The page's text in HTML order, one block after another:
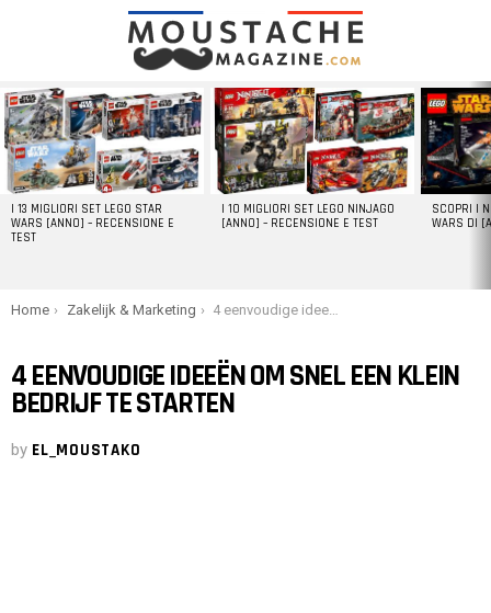
LATEST
STORIES
I 13 MIGLIORI SET LEGO STAR
WARS [ANNO] – RECENSIONE E
TEST
I 10 MIGLIORI SET LEGO NINJAGO
[ANNO] – RECENSIONE E TEST
SCOPRI I
WARS DI
You are here:
Home Zakelijk & Marketing 4 eenvoudige ideeën om snel een klein bedrijf te starten
4 EENVOUDIGE IDEEËN OM SNEL EEN KLEIN
BEDRIJF TE STARTEN
by EL_MOUSTAKO